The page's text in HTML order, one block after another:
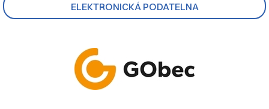
ELEKTRONICKÁ PODATELNA